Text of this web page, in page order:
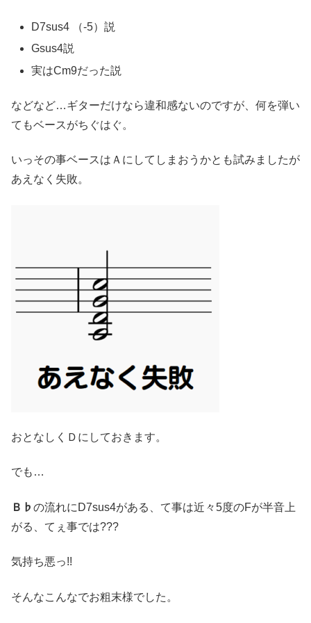
D7sus4 （-5）説
Gsus4説
実はCm9だった説
などなど…ギターだけなら違和感ないのですが、何を弾い
てもベースがちぐはぐ。
いっその事ベースはＡにしてしまおうかとも試みましたが
あえなく失敗。
おとなしくＤにしておきます。
でも…
Ｂ♭ の流れにD7sus4がある、て事は近々5度のFが半音上
がる、てぇ事では???
気持ち悪っ!!
そんなこんなでお粗末様でした。